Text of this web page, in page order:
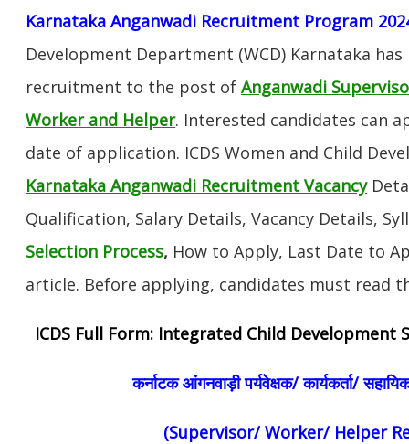
Karnataka Anganwadi Recruitment Program
Development Department (WCD) Karnataka
recruitment to the post of Anganwadi
Worker and Helper. Interested candidates can
date of application. ICDS Women and Child
Karnataka Anganwadi Recruitment Vacancy
Qualification, Salary Details, Vacancy Details,
Selection Process, How to Apply, Last Date to
article. Before applying, candidates must read
ICDS Full Form: Integrated Child Development
कर्नाटक आंगनवाड़ी पर्यवेक्षक/ कार्यकर्ता/
(Supervisor/ Worker/ Helper